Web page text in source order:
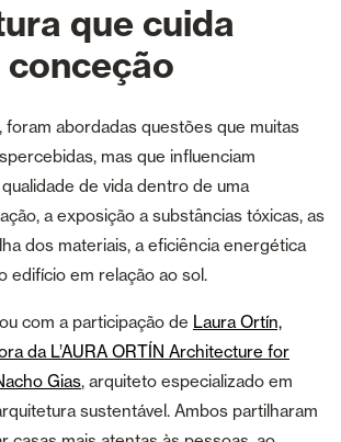
que cuida
conceção
foram abordadas questões que muitas
mas que influenciam
de vida dentro de uma
a exposição a substâncias tóxicas, as
dos materiais, a eficiência energética
edifício em relação ao sol.
com a participação de Laura Ortín,
da L’AURA ORTÍN Architecture for
Gias, arquiteto especializado em
sustentável. Ambos partilharam